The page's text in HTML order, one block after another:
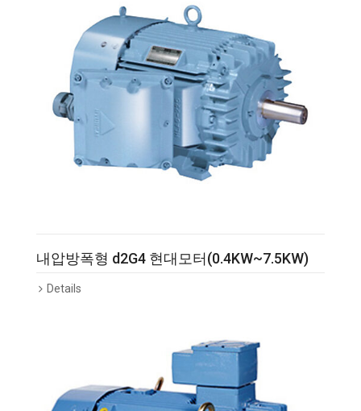
내압방폭형 d2G4 현대모터(0.4KW~7.5KW)
Details